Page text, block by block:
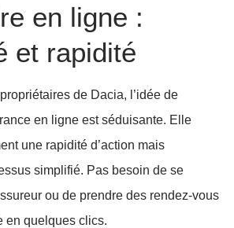
en ligne :
et rapidité
de Dacia, l’idée de
en ligne est séduisante. Elle
une rapidité d’action mais
simplifié. Pas besoin de se
ou de prendre des rendez-vous
en quelques clics.